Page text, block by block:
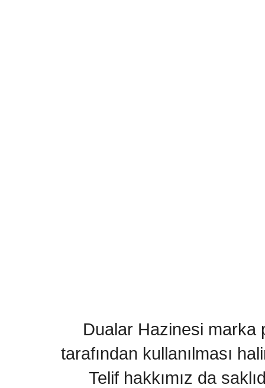
Dualar Hazinesi marka
tarafından kullanılması
Telif hakkımız da